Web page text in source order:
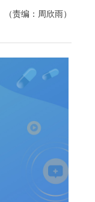
（责编：周欣雨）